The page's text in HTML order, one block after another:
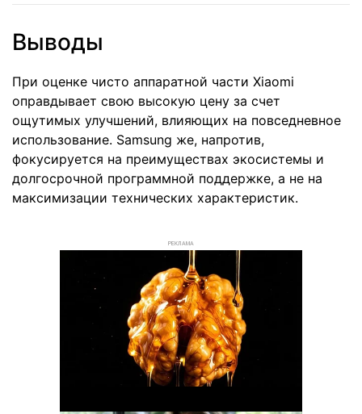
Выводы
При оценке чисто аппаратной части Xiaomi
оправдывает свою высокую цену за счет
ощутимых улучшений, влияющих на повседневное
использование. Samsung же, напротив,
фокусируется на преимуществах экосистемы и
долгосрочной программной поддержке, а не на
максимизации технических характеристик.
РЕКЛАМА